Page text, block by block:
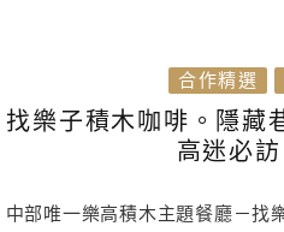
合作精選
找樂子積木咖啡。隱藏
高迷必
中部唯一樂高積木主題餐廳－找